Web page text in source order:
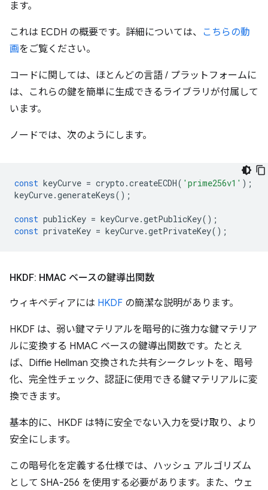
ます。
これは ECDH の概要です。詳細については、 こちらの動
画をご覧ください。
コードに関しては、ほとんどの言語 / プラットフォームに
は、これらの鍵を簡単に生成できるライブラリが付属して
います。
ノードでは、次のようにします。
const keyCurve = crypto .createECDH( 'prime256v1' );
keyCurve.generateKeys();
const publicKey = keyCurve.getPublicKey();
const privateKey = keyCurve.getPrivateKey();
HKDF: HMAC ベースの鍵導出関数
ウィキペディアには HKDF の簡潔な説明があります。
HKDF は、弱い鍵マテリアルを暗号的に強力な鍵マテリア
ルに変換する HMAC ベースの鍵導出関数です。たとえ
ば、Diffie Hellman 交換された共有シークレットを、暗号
化、完全性チェック、認証に使用できる鍵マテリアルに変
換できます。
基本的に、HKDF は特に安全でない入力を受け取り、より
安全にします。
この暗号化を定義する仕様では、ハッシュ アルゴリズム
として SHA-256 を使用する必要があります。また、ウェ